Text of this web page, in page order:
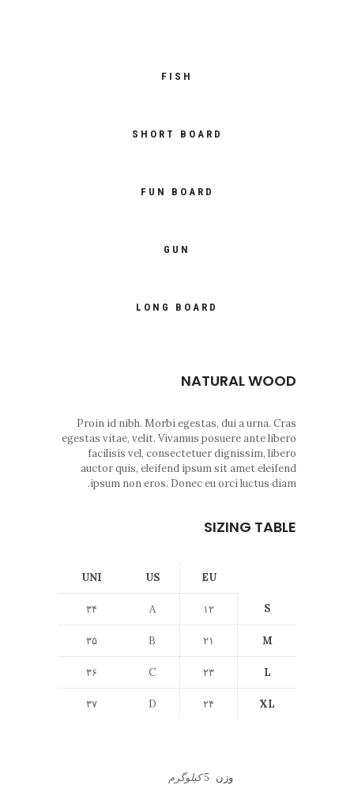
FISH
SHORT BOARD
FUN BOARD
GUN
LONG BOARD
NATURAL WOOD
Proin id nibh. Morbi egestas, dui a urna. Cras
egestas vitae, velit. Vivamus posuere ante libero
facilisis vel, consectetuer dignissim, libero
auctor quis, eleifend ipsum sit amet eleifend
ipsum non eros. Donec eu orci luctus diam.
SIZING TABLE
EU
US
UNI
S ۱۲ A ۳۴
M ۲۱ B ۳۵
L ۲۳ C ۳۶
XL ۲۴ D ۳۷
وزن 5 کیلوگرم